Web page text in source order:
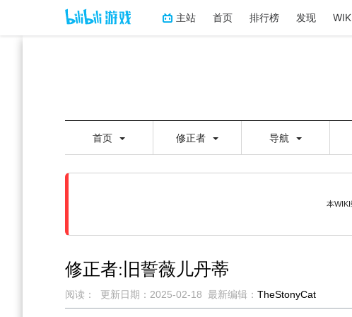
主站 首页 排行榜 发现
首页 修正者 导航
本
修正者:旧誓薇儿丹蒂
阅读： 更新日期： 2025-02-18 最新编辑： TheStonyCat